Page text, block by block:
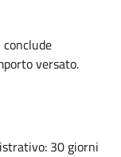
versato.
30 giorni